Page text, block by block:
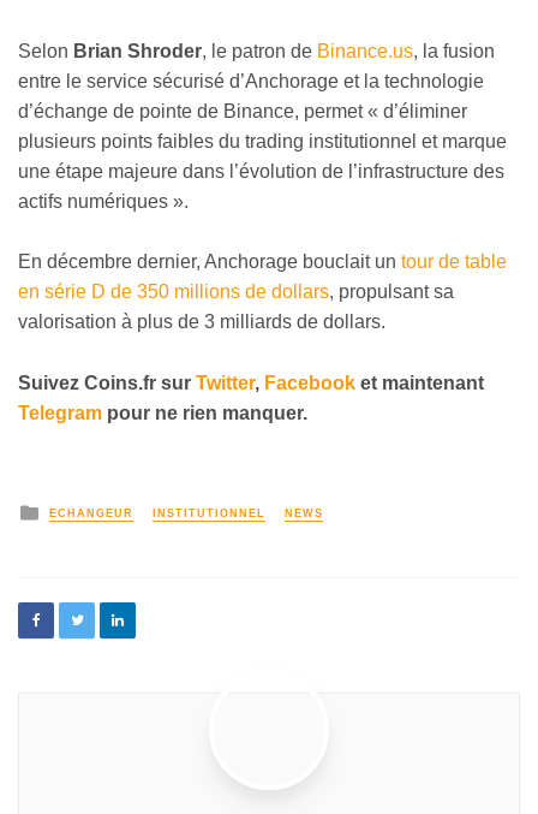
Selon Brian Shroder, le patron de Binance.us, la fusion
entre le service sécurisé d’Anchorage et la technologie
d’échange de pointe de Binance, permet « d’éliminer
plusieurs points faibles du trading institutionnel et marque
une étape majeure dans l’évolution de l’infrastructure des
actifs numériques ».
En décembre dernier, Anchorage bouclait un tour de table
en série D de 350 millions de dollars, propulsant sa
valorisation à plus de 3 milliards de dollars.
Suivez Coins.fr sur Twitter, Facebook et maintenant
Telegram pour ne rien manquer.
ECHANGEUR INSTITUTIONNEL NEWS